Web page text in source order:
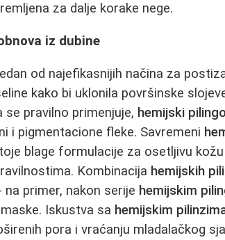
za dalje korake nege.
iz dubine
od najefikasnijih načina za
kako bi uklonila površinske
se pravilno primenjuje, hemijski
i pigmentacione fleke. Savremeni
blage formulacije za osetljivu
Kombinacija hemijskih
primer, nakon serije hemijskim
Iskustva sa hemijskim
pora i vraćanju mladalačkog